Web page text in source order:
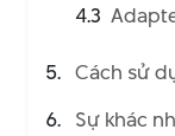
4.3
Cách sử
Sự khác